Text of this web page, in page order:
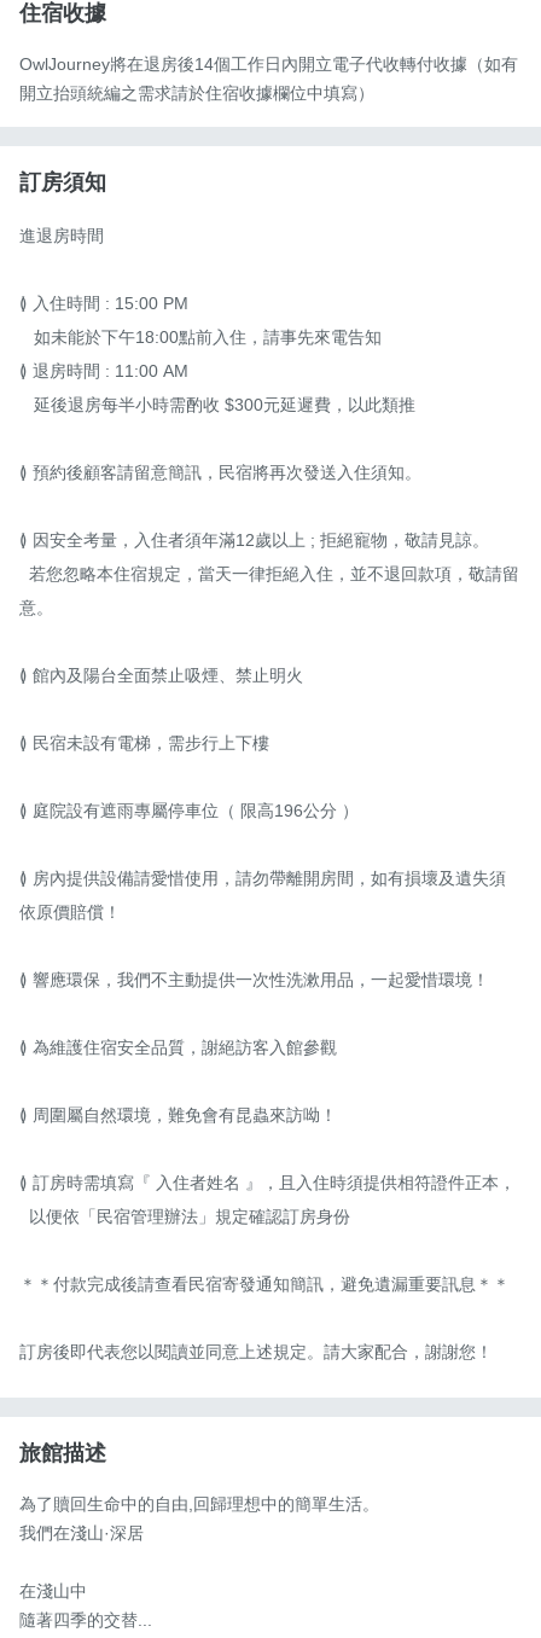
住宿收據
OwlJourney將在退房後14個工作日內開立電子代收轉付收據（如有
開立抬頭統編之需求請於住宿收據欄位中填寫）
訂房須知
進退房時間
≬ 入住時間 : 15:00 PM
≬ 退房時間 : 11:00 AM
≬ 預約後顧客請留意簡訊，民宿將再次發送入住須知。
≬ 因安全考量，入住者須年滿12歲以上 ; 拒絕寵物，敬請見諒。
意。
≬ 館內及陽台全面禁止吸煙、禁止明火
≬ 民宿未設有電梯，需步行上下樓
≬ 庭院設有遮雨專屬停車位（ 限高196公分 ）
≬ 房內提供設備請愛惜使用，請勿帶離開房間，如有損壞及遺失須
依原價賠償！
≬ 響應環保，我們不主動提供一次性洗漱用品，一起愛惜環境！
≬ 為維護住宿安全品質，謝絕訪客入館參觀
≬ 周圍屬自然環境，難免會有昆蟲來訪呦！
≬ 訂房時需填寫『 入住者姓名 』，且入住時須提供相符證件正本，
＊＊付款完成後請查看民宿寄發通知簡訊，避免遺漏重要訊息＊＊
訂房後即代表您以閱讀並同意上述規定。請大家配合，謝謝您！
旅館描述
為了贖回生命中的自由,回歸理想中的簡單生活。
我們在淺山·深居
在淺山中
隨著四季的交替...